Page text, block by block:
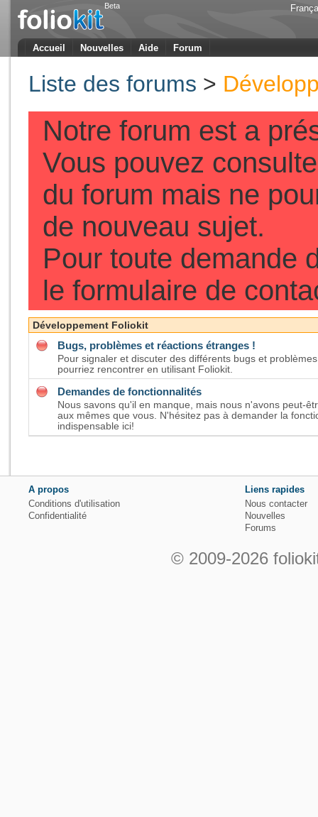
Beta
Accueil Nouvelles Aide Forum
Liste des forums >
Notre forum est a
Vous pouvez
du forum mais ne
de nouveau sujet.
Pour toute demande
le formulaire de
Développement Foliokit
Bugs, problèmes et réactions étranges !
Pour signaler et discuter des différents bugs et
pourriez rencontrer en utilisant Foliokit.
Demandes de fonctionnalités
Nous savons qu'il en manque, mais nous n'avons peut-
aux mêmes que vous. N'hésitez pas à demander la
indispensable ici!
A propos
Conditions d'utilisation
Confidentialité
Liens rapides
Nous contacter
Nouvelles
Forums
© 2009-2026